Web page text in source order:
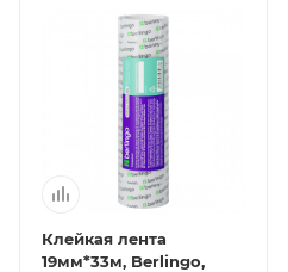
Клейкая лента
19мм*33м, Berlingo,